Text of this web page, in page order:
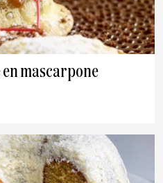
mascarpone